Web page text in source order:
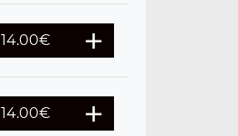
14.00€
14.00€